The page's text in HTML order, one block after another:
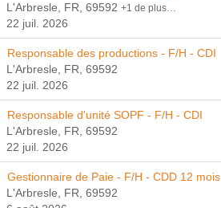
L'Arbresle, FR, 69592 +1 de plus…
22 juil. 2026
Responsable des productions - F/H - CDI
L'Arbresle, FR, 69592
22 juil. 2026
Responsable d'unité SOPF - F/H - CDI
L'Arbresle, FR, 69592
22 juil. 2026
Gestionnaire de Paie - F/H - CDD 12 mois
L'Arbresle, FR, 69592